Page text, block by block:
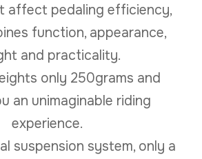
affect pedaling efficiency,
function, appearance,
and practicality.
only 250grams and
an unimaginable riding
experience.
suspension system, only a